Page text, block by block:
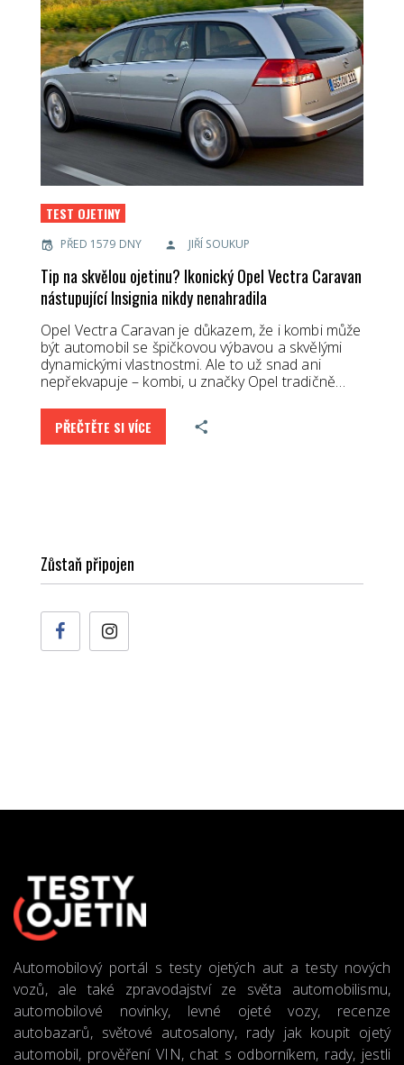
TEST OJETINY
PŘED 1579 DNY JIŘÍ SOUKUP
Tip na skvělou ojetinu? Ikonický Opel Vectra Caravan
nástupující Insignia nikdy nenahradila
Opel Vectra Caravan je důkazem, že i kombi může
být automobil se špičkovou výbavou a skvělými
dynamickými vlastnostmi. Ale to už snad ani
nepřekvapuje – kombi, u značky Opel tradičně…
PŘEČTĚTE SI VÍCE
Zůstaň připojen
Automobilový portál s testy ojetých aut a testy nových
vozů, ale také zpravodajství ze světa automobilismu,
automobilové novinky, levné ojeté vozy, recenze
autobazarů, světové autosalony, rady jak koupit ojetý
automobil, prověření VIN, chat s odborníkem, rady, jestli